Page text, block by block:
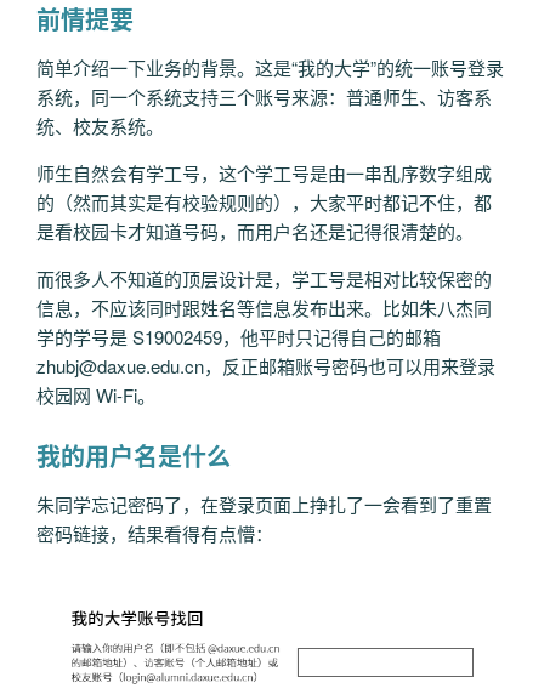
前情提要
简单介绍一下业务的背景。这是“我的大学”的统一账号登录
系统，同一个系统支持三个账号来源：普通师生、访客系
统、校友系统。
师生自然会有学工号，这个学工号是由一串乱序数字组成
的（然而其实是有校验规则的），大家平时都记不住，都
是看校园卡才知道号码，而用户名还是记得很清楚的。
而很多人不知道的顶层设计是，学工号是相对比较保密的
信息，不应该同时跟姓名等信息发布出来。比如朱八杰同
学的学号是 S19002459，他平时只记得自己的邮箱
zhubj@daxue.edu.cn，反正邮箱账号密码也可以用来登录
校园网 Wi-Fi。
我的用户名是什么
朱同学忘记密码了，在登录页面上挣扎了一会看到了重置
密码链接，结果看得有点懵：